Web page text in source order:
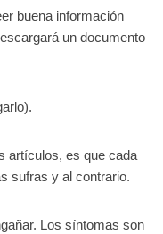
buena información
un documento
artículos, es que cada
sufras y al contrario.
Los síntomas son